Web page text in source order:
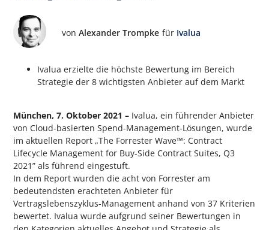
vonAlexander Trompke für Ivalua
Ivalua erzielte die höchste Bewertung im Bereich
Strategie der 8 wichtigsten Anbieter auf dem Markt
München, 7. Oktober 2021 – Ivalua, ein führender Anbieter
von Cloud-basierten Spend-Management-Lösungen, wurde
im aktuellen Report „The Forrester Wave™: Contract
Lifecycle Management for Buy-Side Contract Suites, Q3
2021” als führend eingestuft.
In dem Report wurden die acht von Forrester am
bedeutendsten erachteten Anbieter für
Vertragslebenszyklus-Management anhand von 37 Kriterien
bewertet. Ivalua wurde aufgrund seiner Bewertungen in